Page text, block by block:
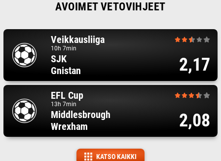
AVOIMET VETOVIHJEET
Veikkausliiga
10h 7min
SJK
Gnistan
2,17
EFL Cup
13h 7min
Middlesbrough
Wrexham
2,08
KATSO KAIKKI